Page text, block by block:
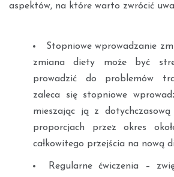
aspektów, na które warto zwrócić
Stopniowe wprowadzanie
zmiana diety może być
prowadzić do problemów
zaleca się stopniowe
mieszając ją z
proporcjach przez okres
całkowitego przejścia na nową
Regularne ćwiczenia –